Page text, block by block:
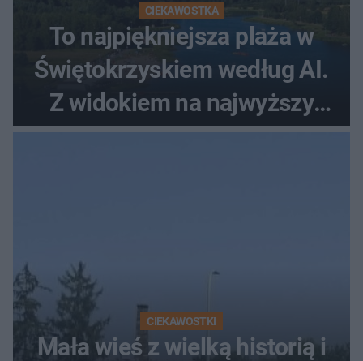
CIEKAWOSTKA
To najpiękniejsza plaża w
Świętokrzyskiem według AI.
Z widokiem na najwyższy
szczyt Gór Świętokrzyskich
CIEKAWOSTKI
Mała wieś z wielką historią i